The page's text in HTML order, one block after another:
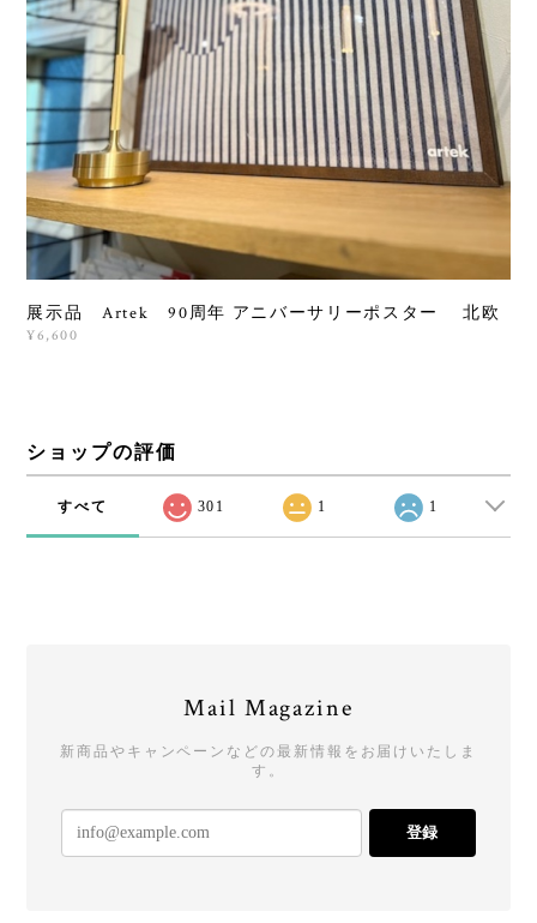
展示品 Artek 90周年 アニバーサリーポスター 北欧
¥6,600
ショップの評価
すべて 301 1 1
Mail Magazine
新商品やキャンペーンなどの最新情報をお届けいたしま
す。
登録